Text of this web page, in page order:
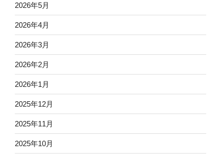
2026年5月
2026年4月
2026年3月
2026年2月
2026年1月
2025年12月
2025年11月
2025年10月